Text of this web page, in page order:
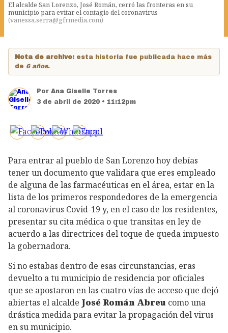
El alcalde San Lorenzo, José Román, cerró las fronteras en su
municipio para evitar el contagio del coronavirus
(vanessa.serra@gfrmedia.com)
Nota de archivo: esta historia fue publicada hace más
de 6 años.
Por Ana Giselle Torres
3 de abril de 2020 • 11:12pm
Para entrar al pueblo de San Lorenzo hoy debías
tener un documento que validara que eres empleado
de alguna de las farmacéuticas en el área, estar en la
lista de los primeros respondedores de la emergencia
al coronavirus Covid-19 y, en el caso de los residentes,
presentar su cita médica o que transitas en ley de
acuerdo a las directrices del toque de queda impuesto
la gobernadora.
Si no estabas dentro de esas circunstancias, eras
devuelto a tu municipio de residencia por oficiales
que se apostaron en las cuatro vías de acceso que dejó
abiertas el alcalde José Román Abreu como una
drástica medida para evitar la propagación del virus
en su municipio.